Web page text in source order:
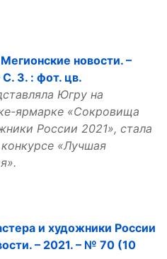
новости. –
3. : фот. цв.
Югру на
ярмарке «Сокровища
России 2021», стала
«Лучшая
и художники России
– 2021. – № 70 (10